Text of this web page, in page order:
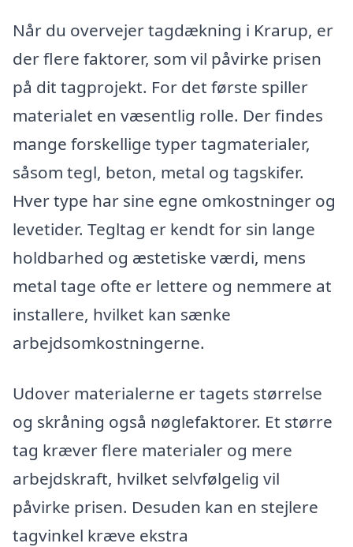
Når du overvejer tagdækning i Krarup, er
der flere faktorer, som vil påvirke prisen
på dit tagprojekt. For det første spiller
materialet en væsentlig rolle. Der findes
mange forskellige typer tagmaterialer,
såsom tegl, beton, metal og tagskifer.
Hver type har sine egne omkostninger og
levetider. Tegltag er kendt for sin lange
holdbarhed og æstetiske værdi, mens
metal tage ofte er lettere og nemmere at
installere, hvilket kan sænke
arbejdsomkostningerne.
Udover materialerne er tagets størrelse
og skråning også nøglefaktorer. Et større
tag kræver flere materialer og mere
arbejdskraft, hvilket selvfølgelig vil
påvirke prisen. Desuden kan en stejlere
tagvinkel kræve ekstra